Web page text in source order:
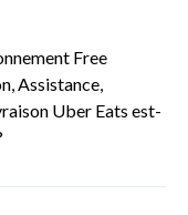
Free
Assistance,
Uber Eats est-